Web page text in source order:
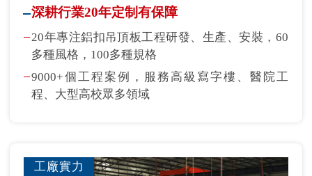
深耕行業20年定制有保障
20年專注鋁扣吊頂板工程研發、生產、安裝，60
多種風格，100多種規格
9000+個工程案例，服務高級寫字樓、醫院工
程、大型高校眾多領域
工廠實力